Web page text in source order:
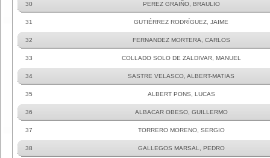
30 PEREZ GRAIÑO, BRAULIO
31 GUTIÉRREZ RODRÍGUEZ, JAIME
32 FERNANDEZ MORTERA, CARLOS
33 COLLADO SOLO DE ZALDIVAR, MANUEL
34 SASTRE VELASCO, ALBERT-MATIAS
35 ALBERT PONS, LUCAS
36 ALBACAR OBESO, GUILLERMO
37 TORRERO MORENO, SERGIO
38 GALLEGOS MARSAL, PEDRO